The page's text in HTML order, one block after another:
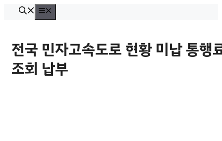
뉴
전국 민자고속도로 현황 미납 통행
조회 납부